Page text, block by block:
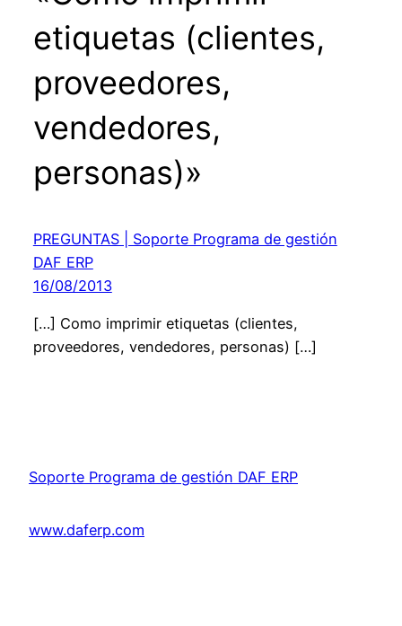
etiquetas (clientes,
proveedores,
vendedores,
personas)»
PREGUNTAS | Soporte Programa de gestión
DAF ERP
16/08/2013
[…] Como imprimir etiquetas (clientes,
proveedores, vendedores, personas) […]
Soporte Programa de gestión DAF ERP
www.daferp.com